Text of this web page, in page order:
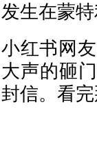
发生在蒙
小红书网
大声的砸
封信。看